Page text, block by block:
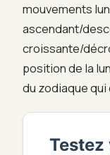
mouvements
ascendant/
croissante/
position de la
du zodiaque
Testez